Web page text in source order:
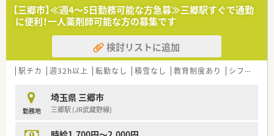
【三郷市】≪週4～5日勤務可能な方急募≫三郷駅すぐで通勤
に便利！一人薬剤師可能な方の募集です
検討リストに追加
駅チカ 週32h以上 転勤なし 積雪なし 教育制度あり シフト制
勤務地
埼玉県 三郷市
三郷駅 (JR武蔵野線)